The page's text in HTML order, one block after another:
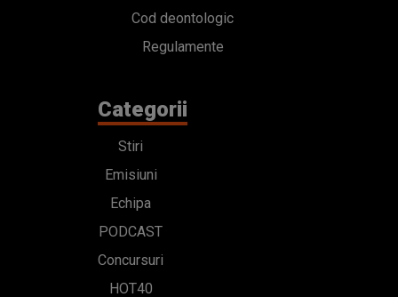
Cod deontologic
Regulamente
Categorii
Stiri
Emisiuni
Echipa
PODCAST
Concursuri
HOT40